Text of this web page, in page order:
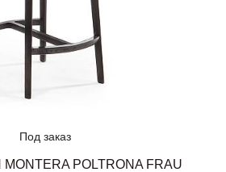
Под заказ
POLTRONA FRAU